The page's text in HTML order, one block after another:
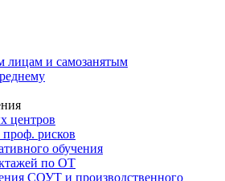
лицам и самозанятым
центров
рисков
обучения
по ОТ
СОУТ и производственного